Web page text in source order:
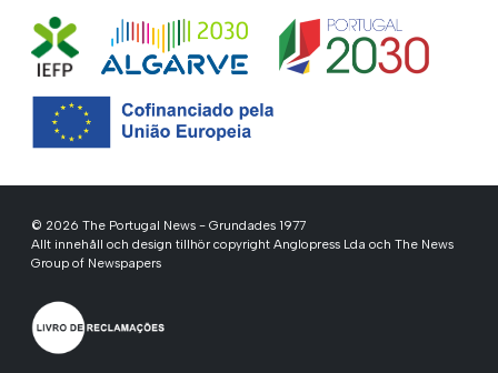
© 2026 The Portugal News - Grundades 1977
Allt innehåll och design tillhör copyright Anglopress Lda och The News
Group of Newspapers